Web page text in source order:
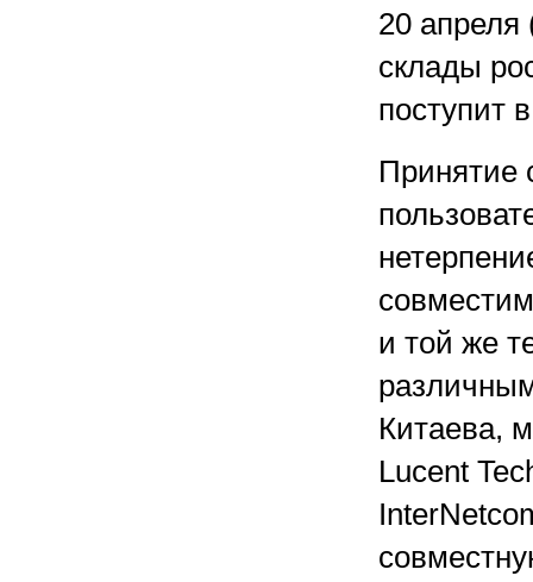
20
склады
поступит
Принятие
и той же
Китаева,
Lucent